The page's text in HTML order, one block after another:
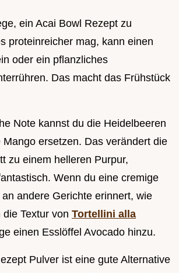
ein Acai Bowl Rezept zu
proteinreicher mag, kann einen
oder ein pflanzliches
Das macht das Frühstück
Note kannst du die Heidelbeeren
ersetzen. Das verändert die
zu einem helleren Purpur,
Wenn du eine cremige
andere Gerichte erinnert, wie
Textur von Tortellini alla
einen Esslöffel Avocado hinzu.
Pulver ist eine gute Alternative